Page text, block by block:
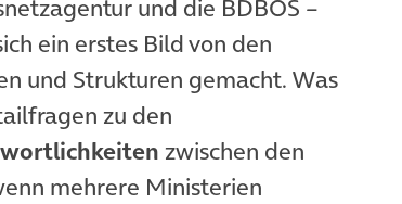
und die BDBOS –
ein erstes Bild von den
und Strukturen gemacht. Was
zu den
zwischen den
mehrere Ministerien